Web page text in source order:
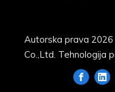
Autorska prava 2026
Co.,Ltd. Tehnologija